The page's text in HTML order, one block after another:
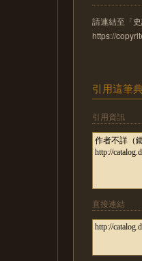
請連結至「
https://
引用這筆
引用資訊
直接連結